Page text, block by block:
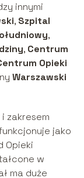
innymi
, Szpital
,
, Centrum
Opieki
Warszawski
zakresem
jako
Opieki
w
ma duże